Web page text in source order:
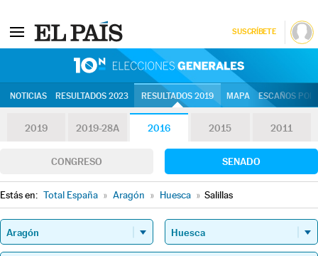
SUSCRÍBETE
NOTICIAS RESULTADOS 2023 RESULTADOS 2019 MAPA ESCAÑOS
2019 2019-28A 2016 2015 2011
CONGRESO SENADO
Estás en: Total España » Aragón » Huesca » Salillas